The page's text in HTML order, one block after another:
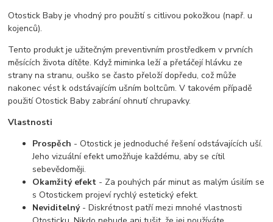
Otostick Baby je vhodný pro použití s ​​citlivou pokožkou (např. u
kojenců).
Tento produkt je užitečným preventivním prostředkem v prvních
měsících života dítěte. Když miminka leží a přetáčejí hlávku ze
strany na stranu, ouško se často přeloží dopředu, což může
nakonec vést k odstávajícím ušním boltcům. V takovém případě
použití Otostick Baby zabrání ohnutí chrupavky.
Vlastnosti
Prospěch - Otostick je jednoduché řešení odstávajících uší.
Jeho vizuální efekt umožňuje každému, aby se cítil
sebevědoměji.
Okamžitý efekt - Za pouhých pár minut as malým úsilím se
s Otostickem projeví rychlý estetický efekt.
Neviditelný- Diskrétnost patří mezi mnohé vlastnosti